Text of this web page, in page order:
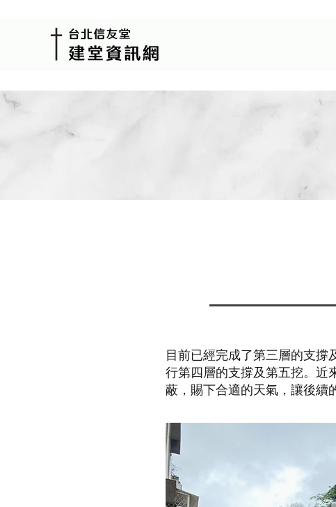
目前已經完成了第三層的支撐
行第四層的支撐及第五挖。近
蔽，賜下合適的天氣，讓後續